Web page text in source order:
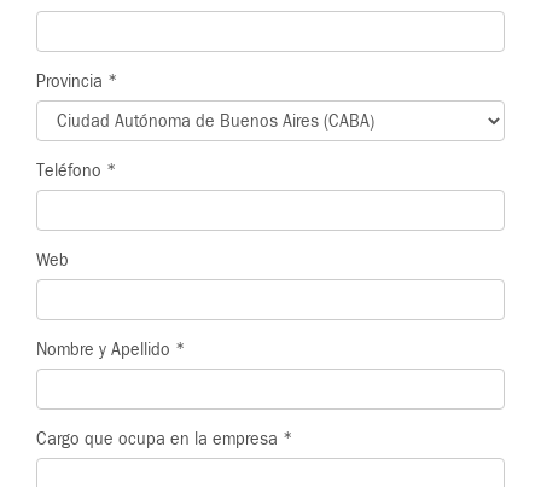
Provincia *
Teléfono *
Web
Nombre y Apellido *
Cargo que ocupa en la empresa *